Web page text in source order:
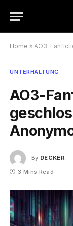
Home » AO3-
UNTERHALTUNG
AO3-
By DECKER
3 Mins Read